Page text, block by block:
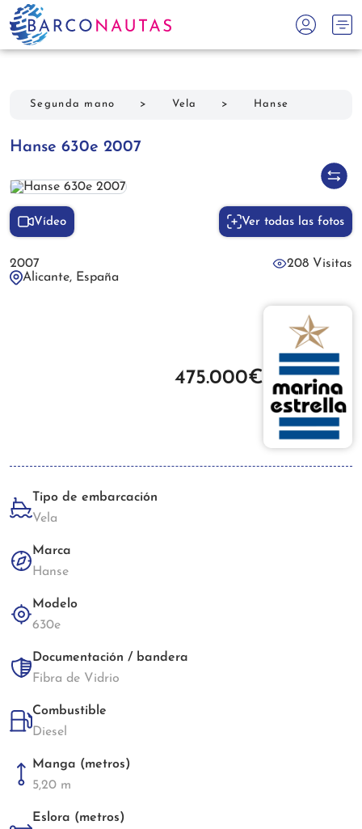
Segunda mano > Vela > Hanse
Hanse 630e 2007
Vídeo Ver todas las fotos
2007
208 Visitas
Alicante, España
475.000€
Tipo de embarcación
Vela
Marca
Hanse
Modelo
630e
Documentación / bandera
Fibra de Vidrio
Combustible
Diesel
Manga (metros)
5,20 m
Eslora (metros)